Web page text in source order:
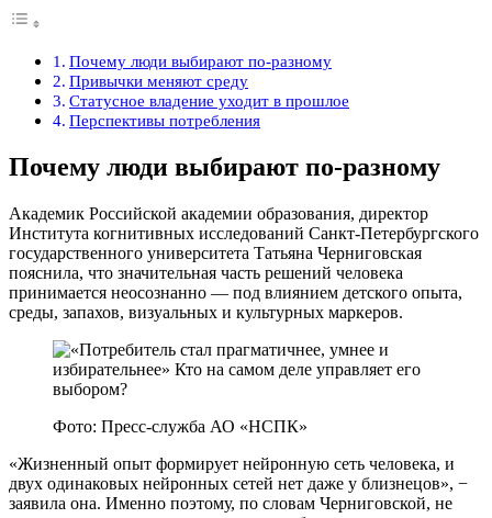
Почему люди выбирают по-разному
Привычки меняют среду
Статусное владение уходит в прошлое
Перспективы потребления
Почему люди выбирают по-разному
Академик Российской академии образования, директор
Института когнитивных исследований Санкт-Петербургского
государственного университета Татьяна Черниговская
пояснила, что значительная часть решений человека
принимается неосознанно — под влиянием детского опыта,
среды, запахов, визуальных и культурных маркеров.
Фото: Пресс-служба АО «НСПК»
«Жизненный опыт формирует нейронную сеть человека, и
двух одинаковых нейронных сетей нет даже у близнецов», −
заявила она. Именно поэтому, по словам Черниговской, не